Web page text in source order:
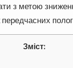
з метою
Зміст: